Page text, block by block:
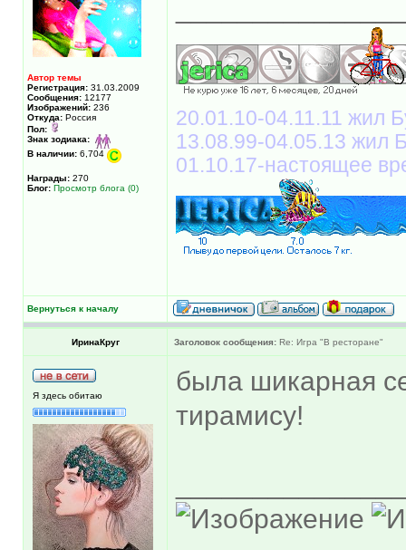
Автор темы
Регистрация: 31.03.2009
Сообщения: 12177
Изображений: 236
Откуда: Россия
Пол:
Знак зодиака:
В наличии: 6,704
Награды: 270
Блог: Просмотр блога (0)
20.01.10-04.11.11 жил
13.08.99-04.05.13 жил
01.10.17-настоящее
Вернуться к началу
ИринаКруг Заголовок сообщения: Re: Игра "В ресторане"
Я здесь обитаю
была шикарная
тирамису!